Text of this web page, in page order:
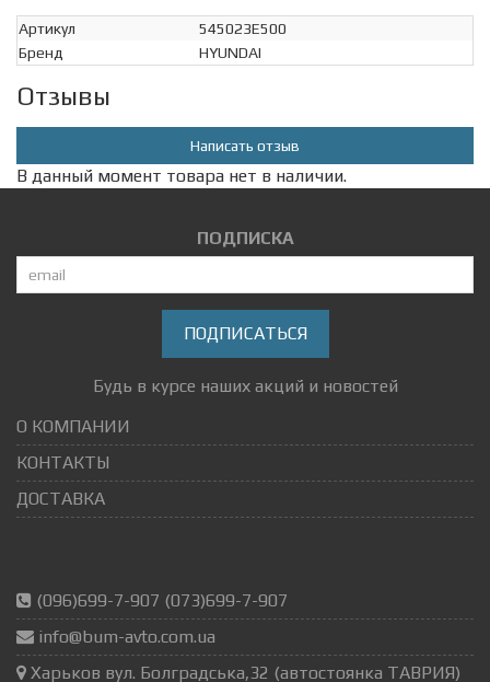
Артикул
545023E500
Бренд
HYUNDAI
Отзывы
Написать отзыв
В данный момент товара нет в наличии.
ПОДПИСКА
ПОДПИСАТЬСЯ
Будь в курсе наших акций и новостей
О КОМПАНИИ
КОНТАКТЫ
ДОСТАВКА
(096)699-7-907 (073)699-7-907
info@bum-avto.com.ua
Харьков вул. Болградська,32 (автостоянка ТАВРИЯ)